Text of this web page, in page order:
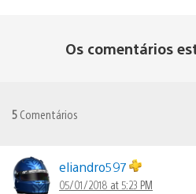
Os comentários
5 Comentários
eliandro597
05/01/2018 at 5:23 PM